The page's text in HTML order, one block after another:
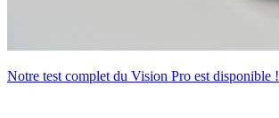
Notre test complet du Vision Pro est disponible !